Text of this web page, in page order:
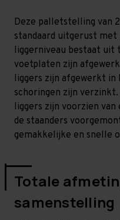
-
T80 T80
Deze palletstelling van
standaard uitgerust met
liggerniveau bestaat uit
voetplaten zijn
liggers zijn afgewerkt in
schoringen zijn
liggers zijn voorzien
de staanders
gemakkelijke en snelle
Totale
samenstelling